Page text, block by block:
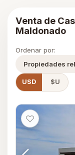
Venta de
Maldonado
Ordenar por:
Propiedades
USD $U